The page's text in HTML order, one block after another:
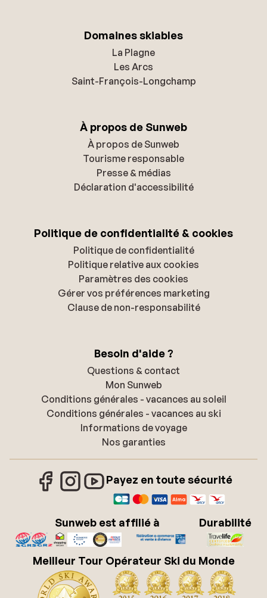
Domaines skiables
La Plagne
Les Arcs
Saint-François-Longchamp
À propos de Sunweb
À propos de Sunweb
Tourisme responsable
Presse & médias
Déclaration d'accessibilité
Politique de confidentialité & cookies
Politique de confidentialité
Politique relative aux cookies
Paramètres des cookies
Gérer vos préférences marketing
Clause de non-responsabilité
Besoin d'aide ?
Questions & contact
Mon Sunweb
Conditions générales - vacances au soleil
Conditions générales - vacances au ski
Informations de voyage
Nos garanties
Payez en toute sécurité
Sunweb est affilié à Durabilité
Meilleur Tour Opérateur Ski du Monde